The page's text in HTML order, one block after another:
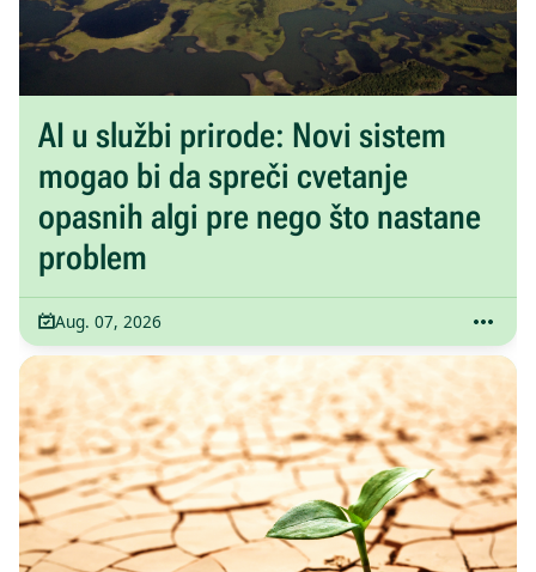
AI u službi prirode: Novi sistem
mogao bi da spreči cvetanje
opasnih algi pre nego što nastane
problem
Aug. 07, 2026